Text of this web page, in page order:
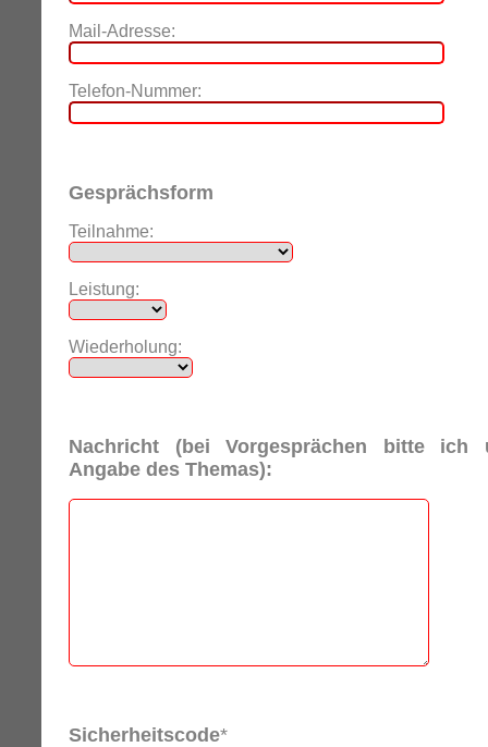
Mail-Adresse:
Telefon-Nummer:
Gesprächsform
Teilnahme:
Leistung:
Wiederholung:
Nachricht (bei Vorgesprächen bitte ich
Angabe des Themas):
Sicherheitscode*